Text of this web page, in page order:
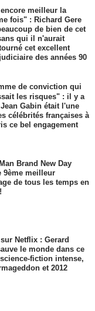
meilleur la
fois" : Richard Gere
de bien de cet
qui il n'aurait
cet excellent
des années 90
de conviction qui
les risques" : il y a
Gabin était l'une
célébrités françaises à
ce bel engagement
Brand New Day
9ème meilleur
de tous les temps en
Netflix : Gerard
le monde dans ce
fiction intense,
et 2012